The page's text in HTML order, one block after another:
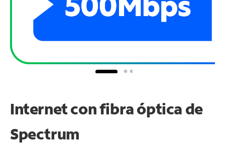
Internet con fibra óptica de
Spectrum